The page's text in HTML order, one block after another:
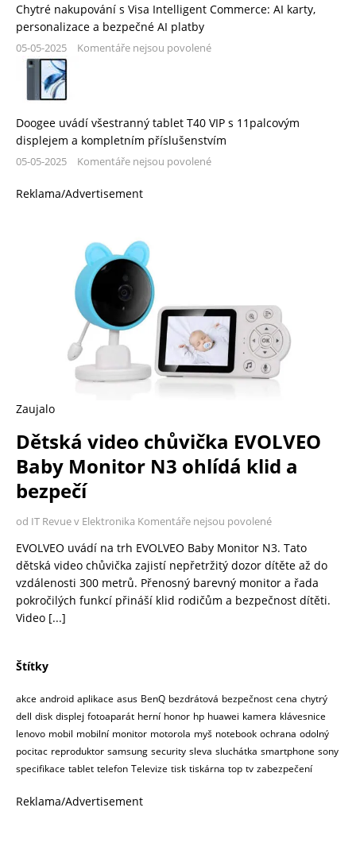
Chytré nakupování s Visa Intelligent Commerce: AI karty,
personalizace a bezpečné AI platby
05-05-2025 Komentáře nejsou povolené
Doogee uvádí všestranný tablet T40 VIP s 11palcovým
displejem a kompletním příslušenstvím
05-05-2025 Komentáře nejsou povolené
Reklama/Advertisement
Zaujalo
Dětská video chůvička EVOLVEO
Baby Monitor N3 ohlídá klid a
bezpečí
od IT Revue v Elektronika Komentáře nejsou povolené
EVOLVEO uvádí na trh EVOLVEO Baby Monitor N3. Tato
dětská video chůvička zajistí nepřetržitý dozor dítěte až do
vzdálenosti 300 metrů. Přenosný barevný monitor a řada
pokročilých funkcí přináší klid rodičům a bezpečnost dítěti.
Video [...]
Štítky
akce android aplikace asus BenQ bezdrátová bezpečnost cena chytrý
dell disk displej fotoaparát herní honor hp huawei kamera klávesnice
lenovo mobil mobilní monitor motorola myš notebook ochrana odolný
pocitac reproduktor samsung security sleva sluchátka smartphone sony
specifikace tablet telefon Televize tisk tiskárna top tv zabezpečení
Reklama/Advertisement